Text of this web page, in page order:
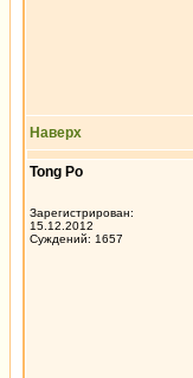
Наверх
Tong Po
Зарегистрирован:
15.12.2012
Суждений: 1657